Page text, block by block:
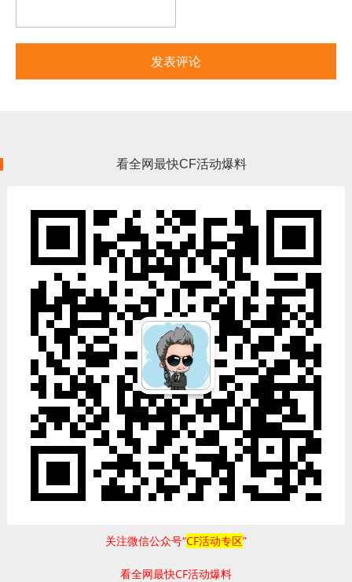
看全网最快CF活动爆料
关注微信公众号“CF活动专区”
看全网最快CF活动爆料